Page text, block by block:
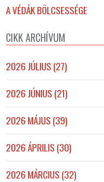
A VÉDÁK BÖLCSESSÉGE
CIKK ARCHÍVUM
2026 JÚLIUS (27)
2026 JÚNIUS (21)
2026 MÁJUS (39)
2026 ÁPRILIS (30)
2026 MÁRCIUS (32)